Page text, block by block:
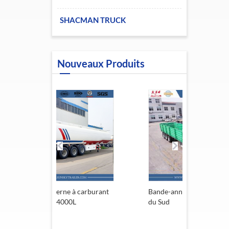
SHACMAN TRUCK
Nouveaux Produits
Bande-annonce de l'Afrique
du Sud